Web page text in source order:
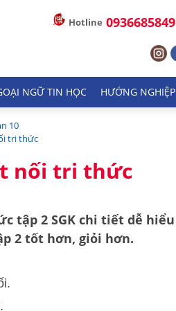
Hotline 0936685849
NGỮ TIN HỌC HƯỚNG NGHIỆP
10
tri thức
nối tri thức
tập 2 SGK chi tiết dễ hiểu
2 tốt hơn, giỏi hơn.